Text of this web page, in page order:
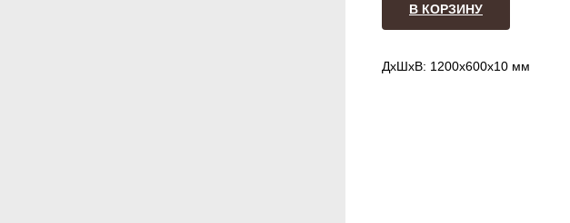
В КОРЗИНУ
ДxШxВ: 1200x600x10 мм